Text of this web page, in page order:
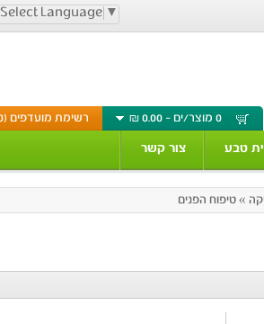
Select Language ▼
0 מוצר/ים - 0.00 ₪ רשימת מועדפים (0)
טבע צור קשר
»טיפוח הפנים